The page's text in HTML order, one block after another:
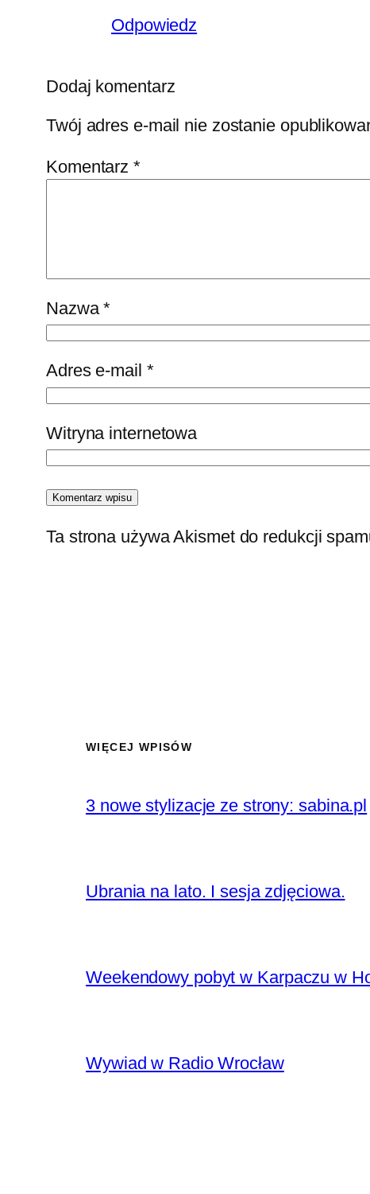
Odpowiedz
Dodaj komentarz
Twój adres e-mail nie zostanie
Komentarz*
Nazwa*
Adres e-mail *
Witryna internetowa
Ta strona używa Akismet do redukcji
WIĘCEJ WPISÓW
3 nowe stylizacje ze strony: sabina.pl
Ubrania na lato. I sesja zdjęciowa.
Weekendowy pobyt w Karpaczu w
Wywiad w Radio Wrocław